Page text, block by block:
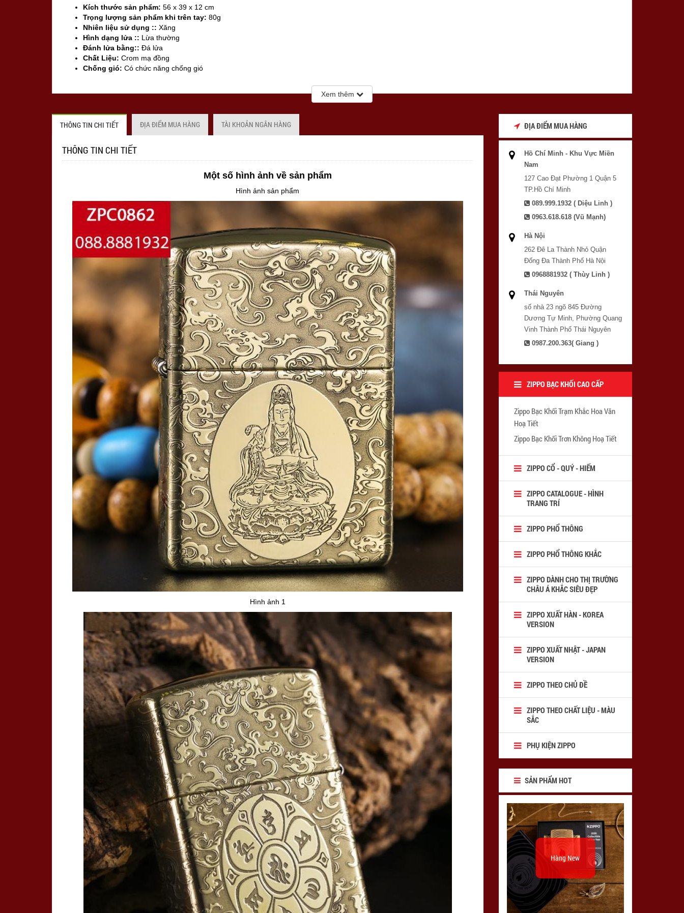
Kích thước sản phẩm: 56 x 39 x 12 cm
Trọng lượng sản phẩm khi trên tay: 80g
Nhiên liệu sử dụng :: Xăng
Hình dạng lửa :: Lừa thường
Đánh lửa bằng:: Đá lửa
Chất Liệu: Crom mạ đồng
Chống gió: Có chức năng chống gió
Xem thêm
THÔNG TIN CHI TIẾT ĐỊA ĐIỂM MUA HÀNG TÀI KHOẢN NGÂN HÀNG
THÔNG TIN CHI TIẾT
Một số hình ảnh về sản phẩm
Hình ảnh sản phẩm
Hình ảnh 1
ĐỊA ĐIỂM MUA HÀNG
Hồ Chí Minh - Khu Vực Miền
Nam
127 Cao Đạt Phường 1 Quận 5
TP.Hồ Chí Minh
089.999.1932 ( Diệu Linh )
0963.618.618 (Vũ Mạnh)
Hà Nội
262 Đê La Thành Nhỏ Quận
Đống Đa Thành Phố Hà Nội
0968881932 ( Thùy Linh )
Thái Nguyên
số nhà 23 ngõ 845 Đường
Dương Tự Minh, Phường Quang
Vinh Thành Phố Thái Nguyên
0987.200.363( Giang )
ZIPPO BẠC KHỐI CAO CẤP
Zippo Bạc Khối Trạm Khắc Hoa Văn
Hoạ Tiết
Zippo Bạc Khối Trơn Không Hoạ Tiết
ZIPPO CỔ - QUÝ - HIẾM
ZIPPO CATALOGUE - HÌNH
TRANG TRÍ
ZIPPO PHỔ THÔNG
ZIPPO PHỔ THÔNG KHẮC
ZIPPO DÀNH CHO THỊ TRƯỜNG
CHÂU Á KHẮC SIÊU ĐẸP
ZIPPO XUẤT HÀN - KOREA
VERSION
ZIPPO XUẤT NHẬT - JAPAN
VERSION
ZIPPO THEO CHỦ ĐỀ
ZIPPO THEO CHẤT LIỆU - MÀU
SẮC
PHỤ KIỆN ZIPPO
SẢN PHẨM HOT
Hàng New